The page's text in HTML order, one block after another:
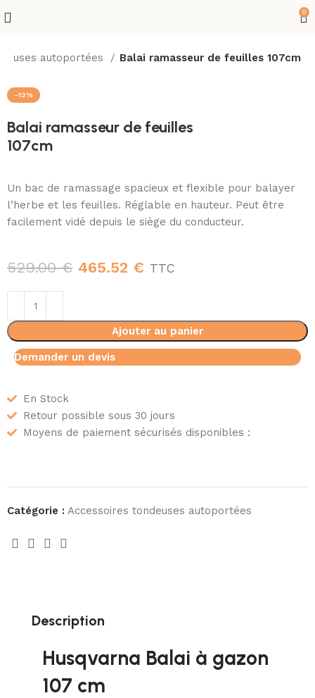
0
autoportées Balai ramasseur de feuilles 107cm
-12%
Balai ramasseur de feuilles
107cm
Un bac de ramassage spacieux et flexible pour balayer
l’herbe et les feuilles. Réglable en hauteur. Peut être
facilement vidé depuis le siège du conducteur.
529.00€ 465.52 € TTC
Ajouter au panier
Demander un devis
En Stock
Retour possible sous 30 jours
Moyens de paiement sécurisés disponibles :
Catégorie : Accessoires tondeuses autoportées
Description
Husqvarna Balai à gazon
107 cm